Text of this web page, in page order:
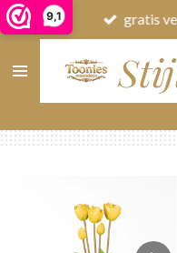
9,1
Ga
direct
naar
gratis